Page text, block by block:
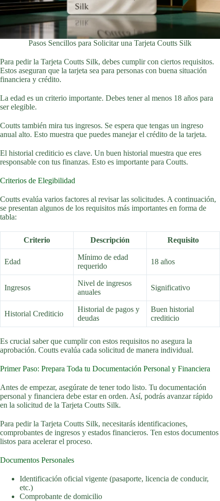
Pasos Sencillos para Solicitar una Tarjeta Coutts Silk
Para pedir la Tarjeta Coutts Silk, debes cumplir con ciertos requisitos.
Estos aseguran que la tarjeta sea para personas con buena situación
financiera y crédito.
La edad es un criterio importante. Debes tener al menos 18 años para
ser elegible.
Coutts también mira tus ingresos. Se espera que tengas un ingreso
anual alto. Esto muestra que puedes manejar el crédito de la tarjeta.
El historial crediticio es clave. Un buen historial muestra que eres
responsable con tus finanzas. Esto es importante para Coutts.
Criterios de Elegibilidad
Coutts evalúa varios factores al revisar las solicitudes. A continuación,
se presentan algunos de los requisitos más importantes en forma de
tabla:
Criterio Descripción Requisito
Edad
Mínimo de edad
requerido
18 años
Ingresos
Nivel de ingresos
anuales
Significativo
Historial Crediticio
Historial de pagos y
deudas
Buen historial
crediticio
Es crucial saber que cumplir con estos requisitos no asegura la
aprobación. Coutts evalúa cada solicitud de manera individual.
Primer Paso: Prepara Toda tu Documentación Personal y Financiera
Antes de empezar, asegúrate de tener todo listo. Tu documentación
personal y financiera debe estar en orden. Así, podrás avanzar rápido
en la solicitud de la Tarjeta Coutts Silk.
Para pedir la Tarjeta Coutts Silk, necesitarás identificaciones,
comprobantes de ingresos y estados financieros. Ten estos documentos
listos para acelerar el proceso.
Documentos Personales
Identificación oficial vigente (pasaporte, licencia de conducir,
etc.)
Comprobante de domicilio